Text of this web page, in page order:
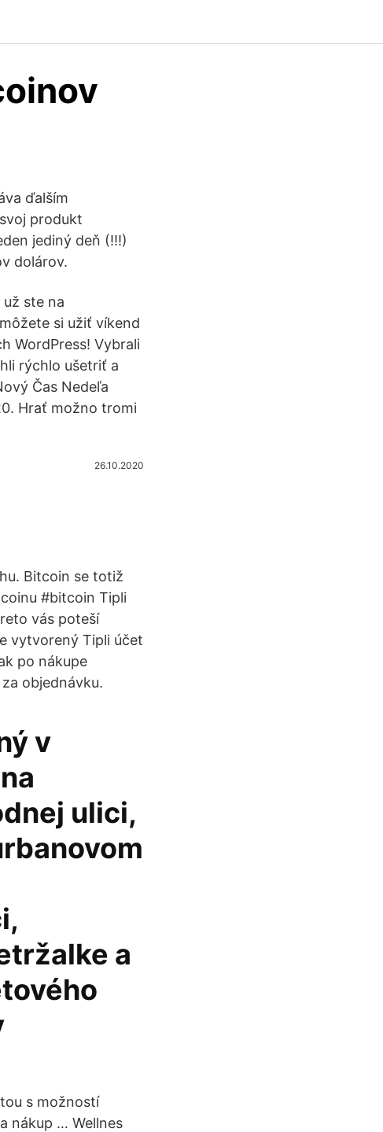
ďalším
produkt
jediný deň (!!!)
dolárov.
ste na
si užiť víkend
WordPress! Vybrali
rýchlo ušetriť a
Čas Nedeľa
Hrať možno tromi
26.10.2020
Bitcoin se totiž
#bitcoin Tipli
vás poteší
vytvorený Tipli účet
po nákupe
objednávku.
v
ulici,
a
s možností
nákup … Wellnes